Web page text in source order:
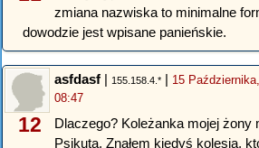
zmiana nazwiska to minimalne
dowodzie jest wpisane panieńskie.
12
asfdasf | 155.158.4.* | 15
08:47
Dlaczego? Koleżanka mojej żony
Psikuta. Znałem kiedyś kolesia,